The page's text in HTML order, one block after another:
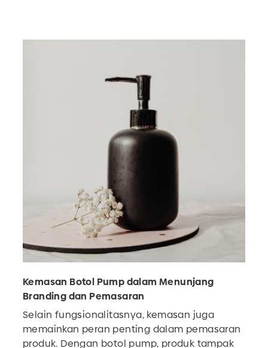
Kemasan Botol Pump dalam Menunjang
Branding dan Pemasaran
Selain fungsionalitasnya, kemasan juga
memainkan peran penting dalam pemasaran
produk. Dengan botol pump, produk tampak